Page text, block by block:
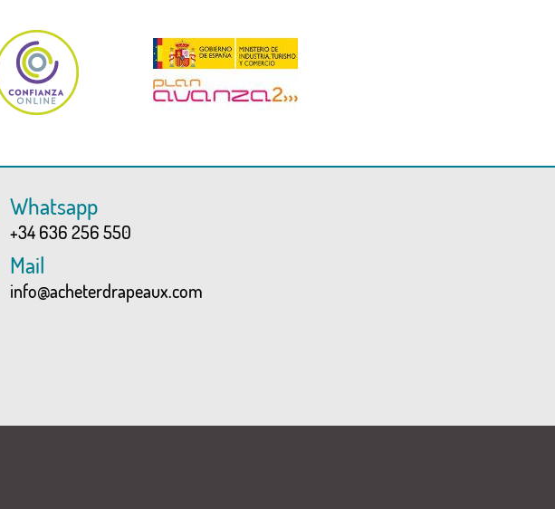
Whatsapp
+34 636 256 550
Mail
info@acheterdrapeaux.com